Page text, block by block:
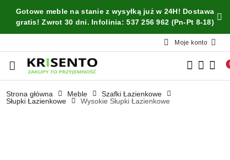
Przejdź do treści głównej
Przejdź do wyszukiwarki
Przejdź do moje konto
Przejdź do menu głównego
Przejdź do opisu produktu
Przejdź do stopki
Gotowe meble na stanie z wysyłką już w 24H! Dostawa
gratis! Zwrot 30 dni. Infolinia: 537 256 962 (Pn-Pt 8-18)
Moje konto
Strona główna Meble
Szafki Łazienkowe
Słupki Łazienkowe
Wysokie Słupki Łazienkowe